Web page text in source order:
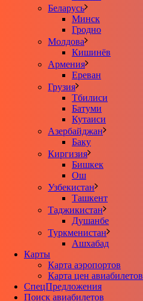
Беларусь
Минск
Гродно
Молдова
Кишинёв
Армения
Ереван
Грузия
Тбилиси
Батуми
Кутаиси
Азербайджан
Баку
Киргизия
Бишкек
Ош
Узбекистан
Ташкент
Таджикистан
Душанбе
Туркменистан
Ашхабад
Карты
Карта аэропортов
Карта цен авиабилетов
CпецПредложения
Поиск авиабилетов